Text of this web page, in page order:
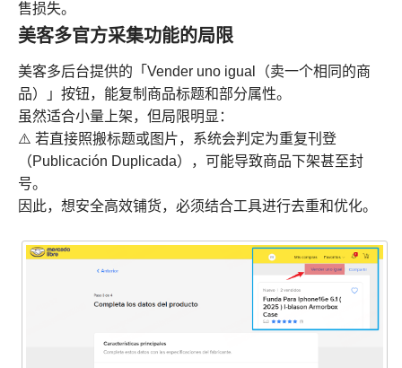
售损失。
美客多官方采集功能的局限
美客多后台提供的「Vender uno igual（卖一个相同的商
品）」按钮，能复制商品标题和部分属性。
虽然适合小量上架，但局限明显：
⚠️ 若直接照搬标题或图片，系统会判定为重复刊登
（Publicación Duplicada），可能导致商品下架甚至封
号。
因此，想安全高效铺货，必须结合工具进行去重和优化。